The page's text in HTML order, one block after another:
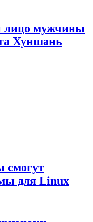
лицо мужчины
Хуншань
смогут
для Linux